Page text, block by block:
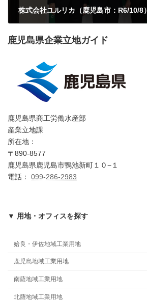
株式会社ユルリカ（鹿児島市：R6/10/8）
鹿児島県企業立地ガイド
鹿児島県商工労働水産部
産業立地課
所在地：
〒890-8577
鹿児島県鹿児島市鴨池新町１０−１
電話： 099-286-2983
▼ 用地・オフィスを探す
姶良・伊佐地域工業用地
鹿児島地域工業用地
南薩地域工業用地
北薩地域工業用地